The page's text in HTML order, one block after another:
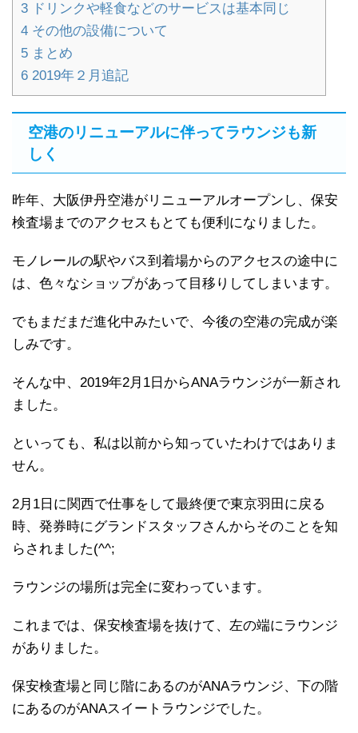
3 ドリンクや軽食などのサービスは基本同じ
4 その他の設備について
5 まとめ
6 2019年２月追記
空港のリニューアルに伴ってラウンジも新
しく
昨年、大阪伊丹空港がリニューアルオープンし、保安
検査場までのアクセスもとても便利になりました。
モノレールの駅やバス到着場からのアクセスの途中に
は、色々なショップがあって目移りしてしまいます。
でもまだまだ進化中みたいで、今後の空港の完成が楽
しみです。
そんな中、2019年2月1日からANAラウンジが一新され
ました。
といっても、私は以前から知っていたわけではありま
せん。
2月1日に関西で仕事をして最終便で東京羽田に戻る
時、発券時にグランドスタッフさんからそのことを知
らされました(^^;
ラウンジの場所は完全に変わっています。
これまでは、保安検査場を抜けて、左の端にラウンジ
がありました。
保安検査場と同じ階にあるのがANAラウンジ、下の階
にあるのがANAスイートラウンジでした。